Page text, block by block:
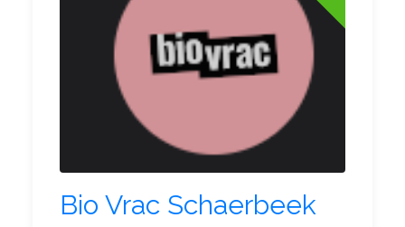
Bio Vrac Schaerbeek